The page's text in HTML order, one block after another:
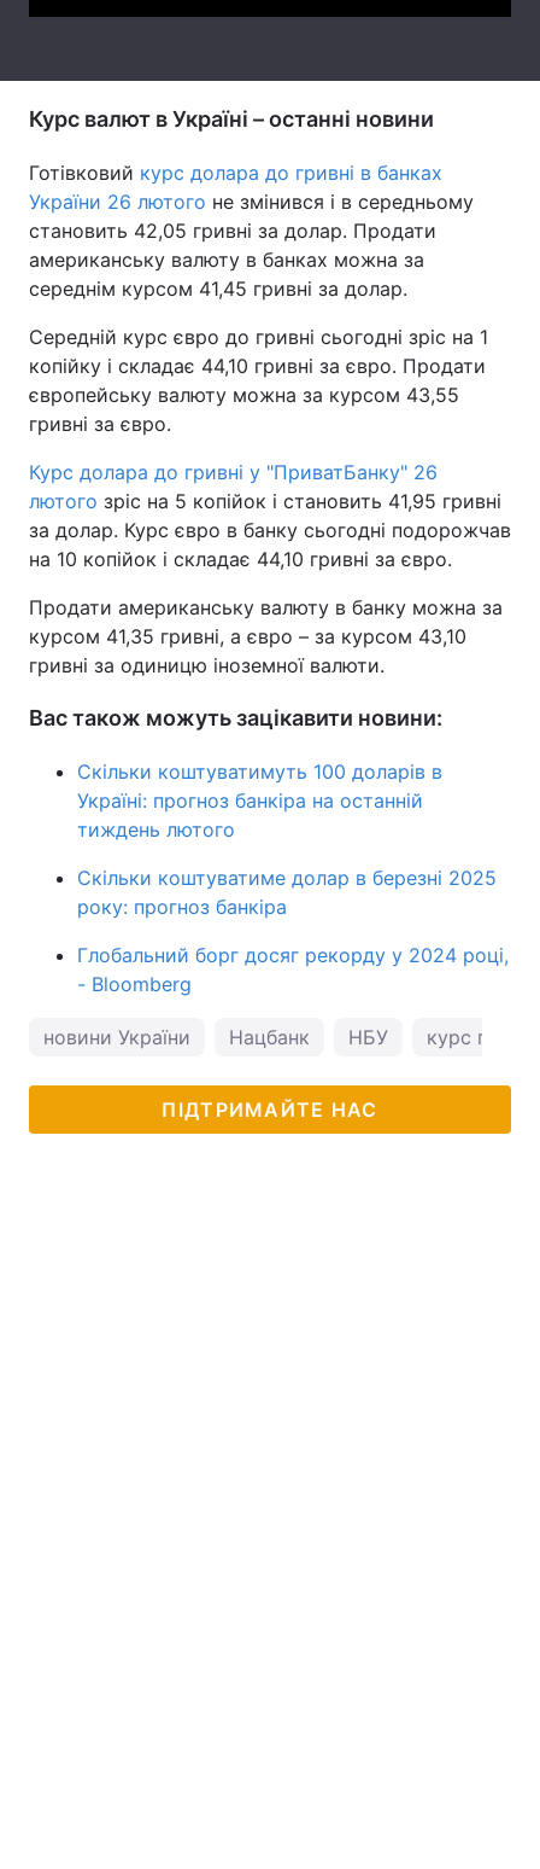
Тема оформлення
Курс валют в Україні – останні новини
Готівковий курс долара до гривні в банках
України 26 лютого не змінився і в середньому
становить 42,05 гривні за долар. Продати
американську валюту в банках можна за
середнім курсом 41,45 гривні за долар.
Середній курс євро до гривні сьогодні зріс на 1
копійку і складає 44,10 гривні за євро. Продати
європейську валюту можна за курсом 43,55
гривні за євро.
Курс долара до гривні у "ПриватБанку" 26
лютого зріс на 5 копійок і становить 41,95 гривні
за долар. Курс євро в банку сьогодні подорожчав
на 10 копійок і складає 44,10 гривні за євро.
Продати американську валюту в банку можна за
курсом 41,35 гривні, а євро – за курсом 43,10
гривні за одиницю іноземної валюти.
Вас також можуть зацікавити новини:
Скільки коштуватимуть 100 доларів в
Україні: прогноз банкіра на останній
тиждень лютого
Скільки коштуватиме долар в березні 2025
року: прогноз банкіра
Глобальний борг досяг рекорду у 2024 році,
- Bloomberg
новини України Нацбанк НБУ курс гривні
ПІДТРИМАЙТЕ НАС